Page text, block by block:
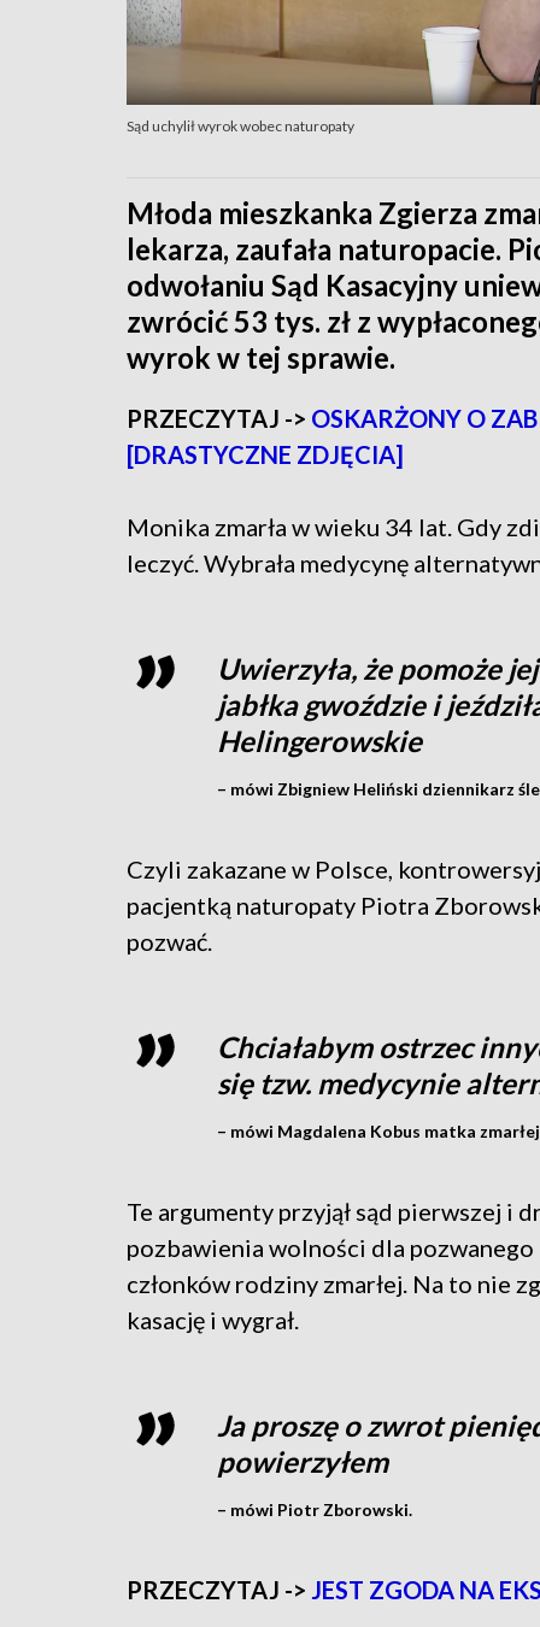
Sąd uchylił wyrok wobec naturopaty
Młoda mieszkanka Zgierza
lekarza, zaufała naturopacie.
odwołaniu Sąd Kasacyjny
zwrócić 53 tys. zł z
wyrok w tej sprawie.
PRZECZYTAJ -> OSKARŻONY O
[DRASTYCZNE ZDJĘCIA]
Monika zmarła w wieku 34 lat. Gdy
leczyć. Wybrała medycynę
Uwierzyła, że pomoże
jabłka gwoździe i
Helingerowskie
– mówi Zbigniew Heliński dziennikarz
Czyli zakazane w Polsce,
pacjentką naturopaty Piotra
pozwać.
Chciałabym ostrzec
się tzw. medycynie
– mówi Magdalena Kobus matka
Te argumenty przyjął sąd pierwszej i
pozbawienia wolności dla
członków rodziny zmarłej. Na to nie
kasację i wygrał.
Ja proszę o zwrot
powierzyłem
– mówi Piotr Zborowski.
PRZECZYTAJ -> JEST ZGODA NA